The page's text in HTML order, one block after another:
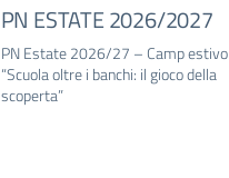
PN ESTATE 2026/2027
PN Estate 2026/27 – Camp estivo
“Scuola oltre i banchi: il gioco della
scoperta”